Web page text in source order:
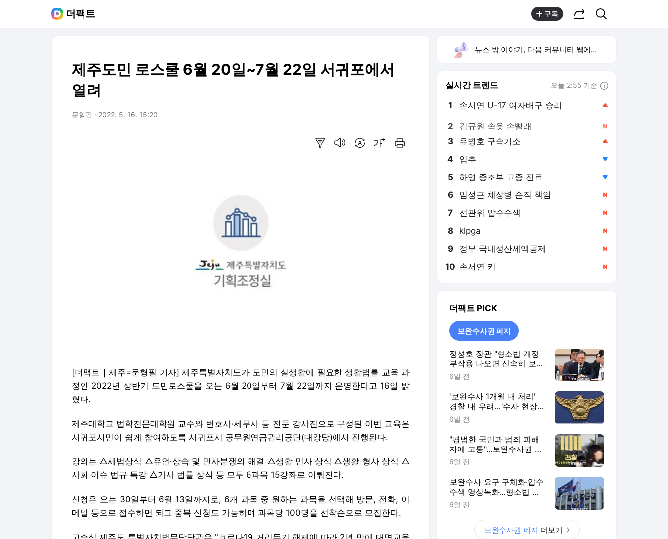
더팩트 구독
제주도민 로스쿨 6월 20일~7월 22일 서귀포에서
열려
문형필 2022. 5. 16. 15:20
[더팩트｜제주=문형필 기자] 제주특별자치도가 도민의 실생활에 필요한 생활법률 교육 과
정인 2022년 상반기 도민로스쿨을 오는 6월 20일부터 7월 22일까지 운영한다고 16일 밝
혔다.
제주대학교 법학전문대학원 교수와 변호사·세무사 등 전문 강사진으로 구성된 이번 교육은
서귀포시민이 쉽게 참여하도록 서귀포시 공무원연금관리공단(대강당)에서 진행된다.
강의는 △세법상식 △유언·상속 및 민사분쟁의 해결 △생활 민사 상식 △생활 형사 상식 △
사회 이슈 법규 특강 △가사 법률 상식 등 모두 6과목 15강좌로 이뤄진다.
신청은 오는 30일부터 6월 13일까지로, 6개 과목 중 원하는 과목을 선택해 방문, 전화, 이
메일 등으로 접수하면 되고 중복 신청도 가능하며 과목당 100명을 선착순으로 모집한다.
고순심 제주도 특별자치법무담당관은 "코로나19 거리두기 해제에 따라 2년 만에 대면교육
뉴스 밖 이야기, 다음 커뮤니티 웹에서 보기
실시간 트렌드 오늘 2:55 기준
1 손서연 U-17 여자배구 승리
2 김규원 속옷 손빨래
3 유병호 구속기소
4 입추
5 하영 증조부 고종 진료
6 임성근 채상병 순직 책임
7 선관위 압수수색
8 klpga
9 정부 국내생산세액공제
10 손서연 키
더팩트 PICK
보완수사권 폐지
정성호 장관 "형소법 개정
부작용 나오면 신속히 보완
·수정"
6일 전
'보완수사 1개월 내 처리'
경찰 내 우려…"수사 현장
과 괴리"
6일 전
"평범한 국민과 범죄 피해
자에 고통"…보완수사권 폐
지 파장
6일 전
보완수사 요구 구체화·압수
수색 영상녹화…형소법 개
정으로 바뀌는 경찰 수사
6일 전
보완수사권 폐지 더보기